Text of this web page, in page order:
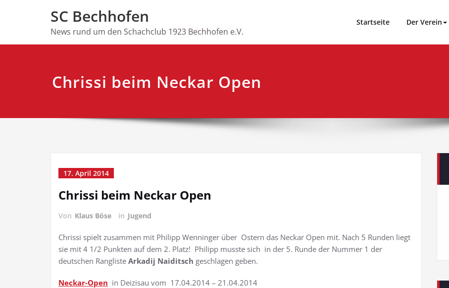
SC Bechhofen
News rund um den Schachclub 1923 Bechhofen e.V.
Startseite Der Verein
Chrissi beim Neckar Open
17. April 2014
Chrissi beim Neckar Open
Von Klaus Böse in Jugend
Chrissi spielt zusammen mit Philipp Wenninger über Ostern das Neckar Open mit. Nach 5 Runden liegt
sie mit 4 1/2 Punkten auf dem 2. Platz! Philipp musste sich in der 5. Runde der Nummer 1 der
deutschen Rangliste Arkadij Naiditsch geschlagen geben.
Neckar-Open in Deizisau vom 17.04.2014 – 21.04.2014